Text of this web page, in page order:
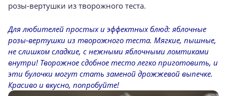
розы-вертушки из творожного теста.
Для любителей простых и эффектных блюд: яблочные
розы-вертушки из творожного теста. Мягкие, пышные,
не слишком сладкие, с нежными яблочными ломтиками
внутри! Творожное сдобное тесто легко приготовить, и
эти булочки могут стать заменой дрожжевой выпечке.
Красиво и вкусно, попробуйте!